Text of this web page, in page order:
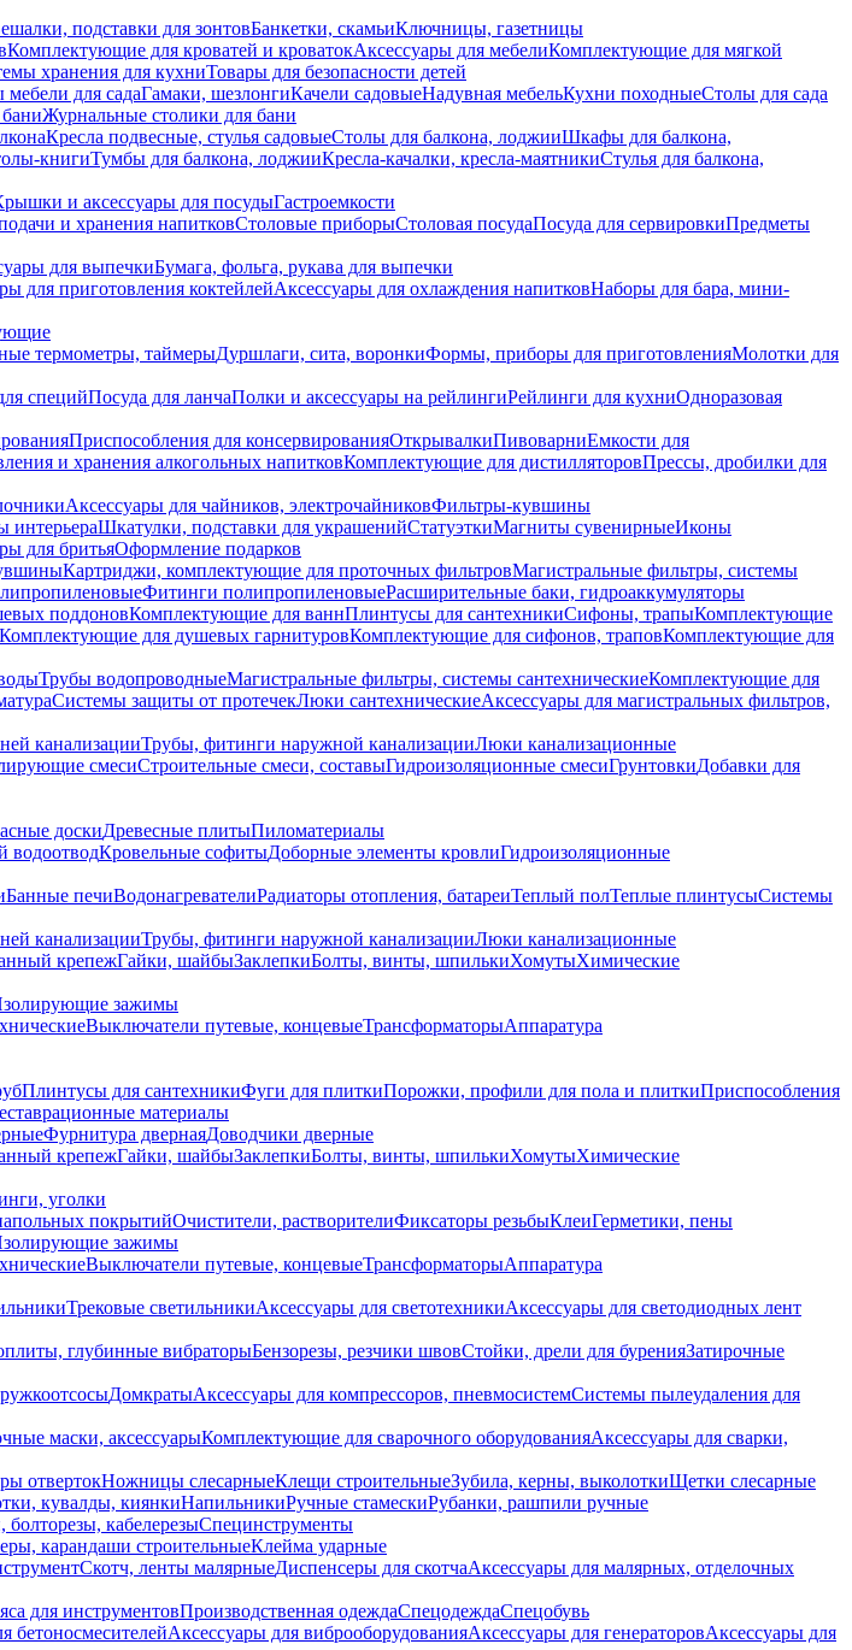
подставки для зонтовБанкетки, скамьиКлючницы, газетницы
Комплектующие для кроватей и кроватокАксессуары для мебелиКомплектующие для мягкой
хранения для кухниТовары для безопасности детей
для садаГамаки, шезлонгиКачели садовыеНадувная мебельКухни походныеСтолы для сада
Журнальные столики для бани
Кресла подвесные, стулья садовыеСтолы для балкона, лоджииШкафы для балкона,
книгиТумбы для балкона, лоджииКресла-качалки, кресла-маятникиСтулья для балкона,
и аксессуары для посудыГастроемкости
и хранения напитковСтоловые приборыСтоловая посудаПосуда для сервировкиПредметы
для выпечкиБумага, фольга, рукава для выпечки
для приготовления коктейлейАксессуары для охлаждения напитковНаборы для бара, мини-
термометры, таймерыДуршлаги, сита, воронкиФормы, приборы для приготовленияМолотки для
специйПосуда для ланчаПолки и аксессуары на рейлингиРейлинги для кухниОдноразовая
Приспособления для консервированияОткрывалкиПивоварниЕмкости для
и хранения алкогольных напитковКомплектующие для дистилляторовПрессы, дробилки для
Аксессуары для чайников, электрочайниковФильтры-кувшины
интерьераШкатулки, подставки для украшенийСтатуэткиМагниты сувенирныеИконы
для бритьяОформление подарков
Картриджи, комплектующие для проточных фильтровМагистральные фильтры, системы
Фитинги полипропиленовыеРасширительные баки, гидроаккумуляторы
поддоновКомплектующие для ваннПлинтусы для сантехникиСифоны, трапыКомплектующие
Комплектующие для душевых гарнитуровКомплектующие для сифонов, траповКомплектующие для
Трубы водопроводныеМагистральные фильтры, системы сантехническиеКомплектующие для
Системы защиты от протечекЛюки сантехническиеАксессуары для магистральных фильтров,
канализацииТрубы, фитинги наружной канализацииЛюки канализационные
смесиСтроительные смеси, составыГидроизоляционные смесиГрунтовкиДобавки для
доскиДревесные плитыПиломатериалы
водоотводКровельные софитыДоборные элементы кровлиГидроизоляционные
Банные печиВодонагревателиРадиаторы отопления, батареиТеплый полТеплые плинтусыСистемы
канализацииТрубы, фитинги наружной канализацииЛюки канализационные
крепежГайки, шайбыЗаклепкиБолты, винты, шпилькиХомутыХимические
зажимы
Выключатели путевые, концевыеТрансформаторыАппаратура
Плинтусы для сантехникиФуги для плиткиПорожки, профили для пола и плиткиПриспособления
материалы
Фурнитура двернаяДоводчики дверные
крепежГайки, шайбыЗаклепкиБолты, винты, шпилькиХомутыХимические
уголки
покрытийОчистители, растворителиФиксаторы резьбыКлеиГерметики, пены
зажимы
Выключатели путевые, концевыеТрансформаторыАппаратура
Трековые светильникиАксессуары для светотехникиАксессуары для светодиодных лент
глубинные вибраторыБензорезы, резчики швовСтойки, дрели для буренияЗатирочные
ДомкратыАксессуары для компрессоров, пневмосистемСистемы пылеудаления для
маски, аксессуарыКомплектующие для сварочного оборудованияАксессуары для сварки,
отвертокНожницы слесарныеКлещи строительныеЗубила, керны, выколоткиЩетки слесарные
кувалды, киянкиНапильникиРучные стамескиРубанки, рашпили ручные
болторезы, кабелерезыСпецинструменты
карандаши строительныеКлейма ударные
Скотч, ленты малярныеДиспенсеры для скотчаАксессуары для малярных, отделочных
для инструментовПроизводственная одеждаСпецодеждаСпецобувь
бетоносмесителейАксессуары для виброоборудованияАксессуары для генераторовАксессуары для